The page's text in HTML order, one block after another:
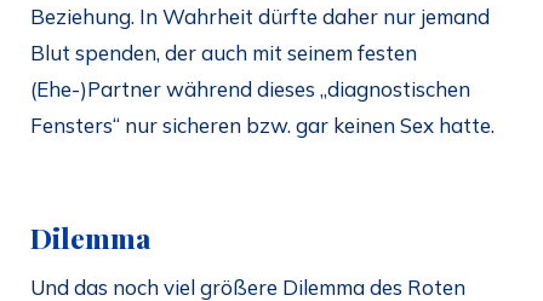
Beziehung. In Wahrheit dürfte daher nur jemand
Blut spenden, der auch mit seinem festen
(Ehe-)Partner während dieses „diagnostischen
Fensters“ nur sicheren bzw. gar keinen Sex hatte.
Dilemma
Und das noch viel größere Dilemma des Roten